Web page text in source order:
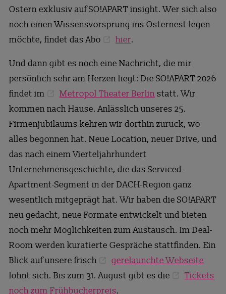
Ostern exklusiv auf SO!APART insight. Wer sich also
noch einen Wissensvorsprung ins Osternest legen
möchte, findet das Abo
hier.
Und dann gibt es noch eine Nachricht, die mir
persönlich sehr am Herzen liegt: Die SO!APART 2026
findet im
Metropol Theater Berlinstatt. Wir
kommen nach Hause. Anlässlich unseres 25.
Firmenjubiläums kehren wir dorthin zurück, wo
alles begonnen hat. Neue Location, neuer Drive, und
das nach einem Vierteljahrhundert
Unternehmensgeschichte, die das Serviced-
Apartment-Segment in der DACH-Region ganz
wesentlich mitgeprägt hat. Wir haben die SO!APART
neu gedacht, neue Formate entwickelt und bieten
noch mehr Möglichkeiten zum Austausch. Im Deal-
Room werden kuratierte Gespräche stattfinden. Ein
Blick auf unsere frisch
gerelaunchte Webseite
lohnt sich. Bis zum 31. August gibt es die
Tickets
noch zum Frühbucherpreis.